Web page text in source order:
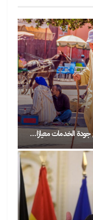
جودة الخدمات معيارًا…